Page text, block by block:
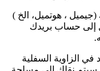
، هوتميل، الخ )
بريدك
السفلية